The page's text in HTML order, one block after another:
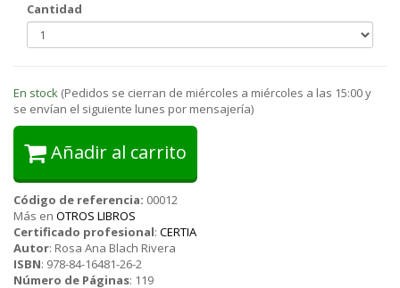
Cantidad
En stock (Pedidos se cierran de miércoles a miércoles a las 15:00 y
se envían el siguiente lunes por mensajería)
Añadir al carrito
Código de referencia: 00012
Más en OTROS LIBROS
Certificado profesional: CERTIA
Autor: Rosa Ana Blach Rivera
ISBN: 978-84-16481-26-2
Número de Páginas: 119